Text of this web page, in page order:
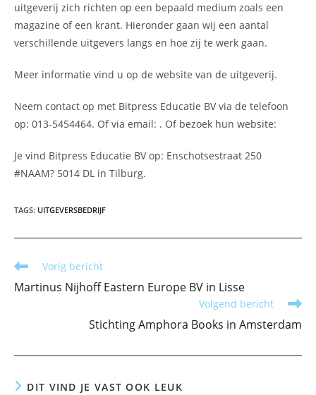
uitgeverij zich richten op een bepaald medium zoals een
magazine of een krant. Hieronder gaan wij een aantal
verschillende uitgevers langs en hoe zij te werk gaan.
Meer informatie vind u op de website van de uitgeverij.
Neem contact op met Bitpress Educatie BV via de telefoon
op: 013-5454464. Of via email: . Of bezoek hun website:
Je vind Bitpress Educatie BV op: Enschotsestraat 250
#NAAM? 5014 DL in Tilburg.
TAGS: UITGEVERSBEDRIJF
Lees
artikelen
Vorig bericht
Martinus Nijhoff Eastern Europe BV in Lisse
Volgend bericht
Stichting Amphora Books in Amsterdam
DIT VIND JE VAST OOK LEUK